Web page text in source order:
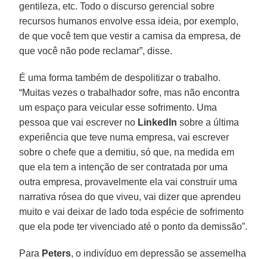
gentileza, etc. Todo o discurso gerencial sobre
recursos humanos envolve essa ideia, por exemplo,
de que você tem que vestir a camisa da empresa, de
que você não pode reclamar”, disse.
É uma forma também de despolitizar o trabalho.
“Muitas vezes o trabalhador sofre, mas não encontra
um espaço para veicular esse sofrimento. Uma
pessoa que vai escrever no LinkedIn sobre a última
experiência que teve numa empresa, vai escrever
sobre o chefe que a demitiu, só que, na medida em
que ela tem a intenção de ser contratada por uma
outra empresa, provavelmente ela vai construir uma
narrativa rósea do que viveu, vai dizer que aprendeu
muito e vai deixar de lado toda espécie de sofrimento
que ela pode ter vivenciado até o ponto da demissão”.
Para Peters, o indivíduo em depressão se assemelha